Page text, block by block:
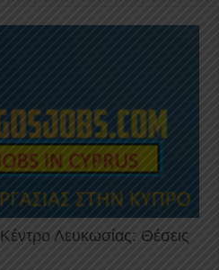
Λευκωσίας: Θέσεις